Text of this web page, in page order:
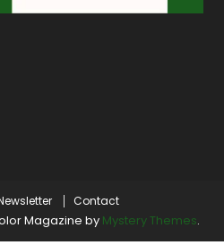
Contact
Magazine by Mystery Themes.